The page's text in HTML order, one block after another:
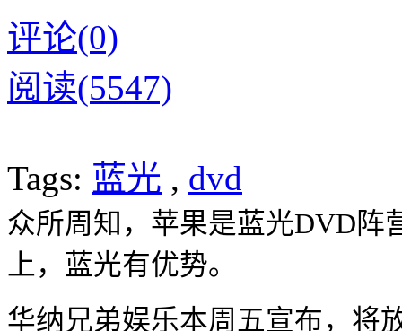
评论(0)
阅读(5547)
Tags: 蓝光 , dvd
众所周知，苹果是蓝光DVD阵
上，蓝光有优势。
华纳兄弟娱乐本周五宣布，将